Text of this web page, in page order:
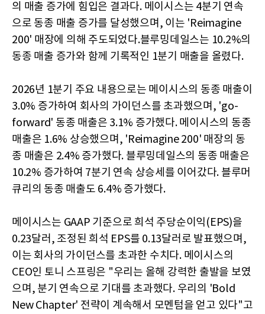
의 매출 증가에 힘입은 결과다. 메이시스는 4분기 연속
으로 동종 매출 증가를 달성했으며, 이는 'Reimagine
200' 매장에 의해 주도되었다.블루밍데일스는 10.2%의
동종 매출 증가와 함께 기록적인 1분기 매출을 올렸다.
2026년 1분기 주요 내용으로는 메이시스의 동종 매출이
3.0% 증가하여 회사의 가이던스를 초과했으며, 'go-
forward' 동종 매출은 3.1% 증가했다. 메이시스의 동종
매출은 1.6% 상승했으며, 'Reimagine 200' 매장의 동
종 매출은 2.4% 증가했다. 블루밍데일스의 동종 매출은
10.2% 증가하여 7분기 연속 상승세를 이어갔다. 블루머
큐리의 동종 매출도 6.4% 증가했다.
메이시스는 GAAP 기준으로 희석 주당순이익(EPS)을
0.23달러, 조정된 희석 EPS를 0.13달러로 발표했으며,
이는 회사의 가이던스를 초과한 수치다. 메이시스의
CEO인 토니 스프링은 "우리는 올해 강력한 출발을 보였
으며, 분기 연속으로 기대를 초과했다. 우리의 'Bold
New Chapter' 전략이 계속해서 모멘텀을 얻고 있다"고